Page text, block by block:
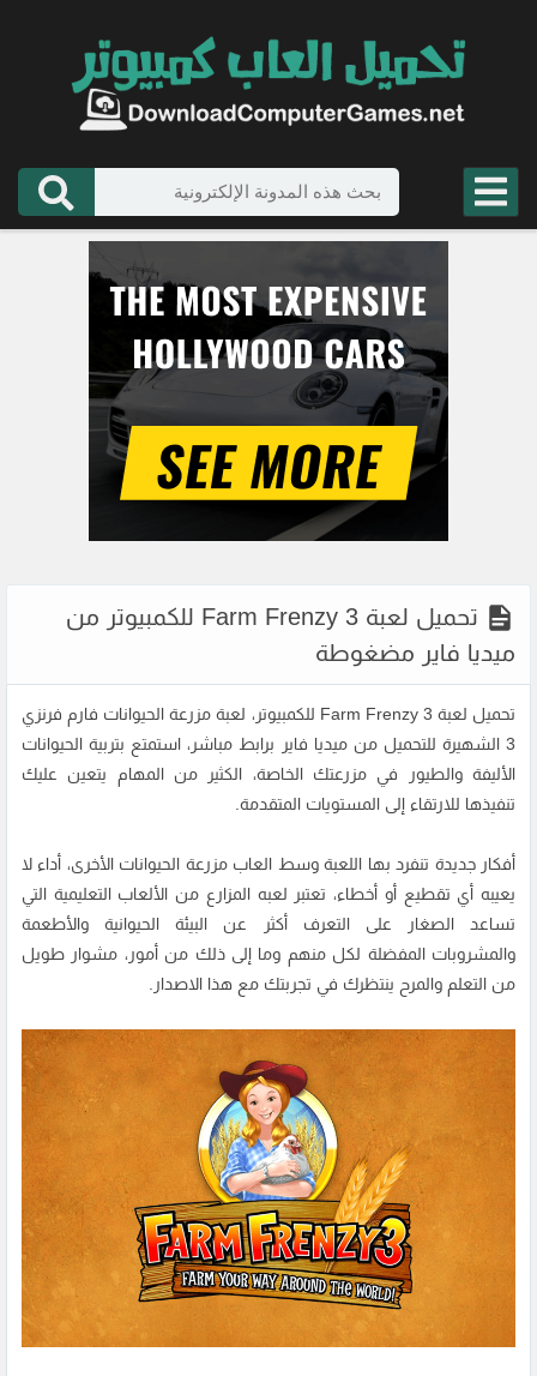
تحميل لعبة Farm Frenzy 3 للكمبيوتر من
ميديا فاير مضغوطة
تحميل لعبة Farm Frenzy 3
للكمبيوتر، لعبة مزرعة الحيوانات فارم فرنزي
3 الشهيرة للتحميل من ميديا فاير برابط مباشر، استمتع بتربية الحيوانات
الأليفة والطيور في مزرعتك الخاصة، الكثير من المهام يتعين عليك
تنفيذها للارتقاء إلى المستويات المتقدمة.
أفكار جديدة تنفرد بها اللعبة وسط العاب مزرعة الحيوانات الأخرى، أداء لا
يعيبه أي تقطيع أو أخطاء، تعتبر لعبه المزارع من الألعاب التعليمية التي
تساعد الصغار على التعرف أكثر عن البيئة الحيوانية والأطعمة
والمشروبات المفضلة لكل منهم وما إلى ذلك من أمور، مشوار طويل
من التعلم والمرح ينتظرك في تجربتك مع هذا الاصدار.